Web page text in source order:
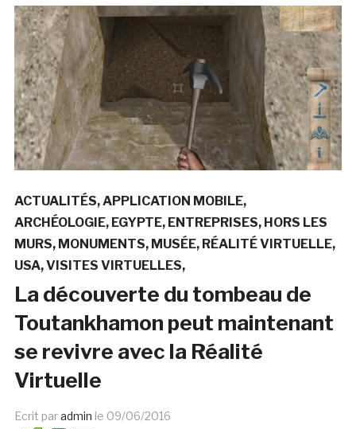
ACTUALITÉS APPLICATION MOBILE
ARCHÉOLOGIE EGYPTE ENTREPRISES HORS LES
MURS MONUMENTS MUSÉE RÉALITÉ VIRTUELLE
USA VISITES VIRTUELLES
La découverte du tombeau de
Toutankhamon peut maintenant
se revivre avec la Réalité
Virtuelle
Ecrit paradmin le 09/06/2016